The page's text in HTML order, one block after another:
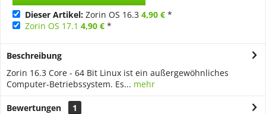
Dieser Artikel: Zorin OS 16.3 4,90 € *
Zorin OS 17.1 4,90 € *
Beschreibung
Zorin 16.3 Core - 64 Bit Linux ist ein außergewöhnliches
Computer-Betriebssystem. Es... mehr
Bewertungen
1